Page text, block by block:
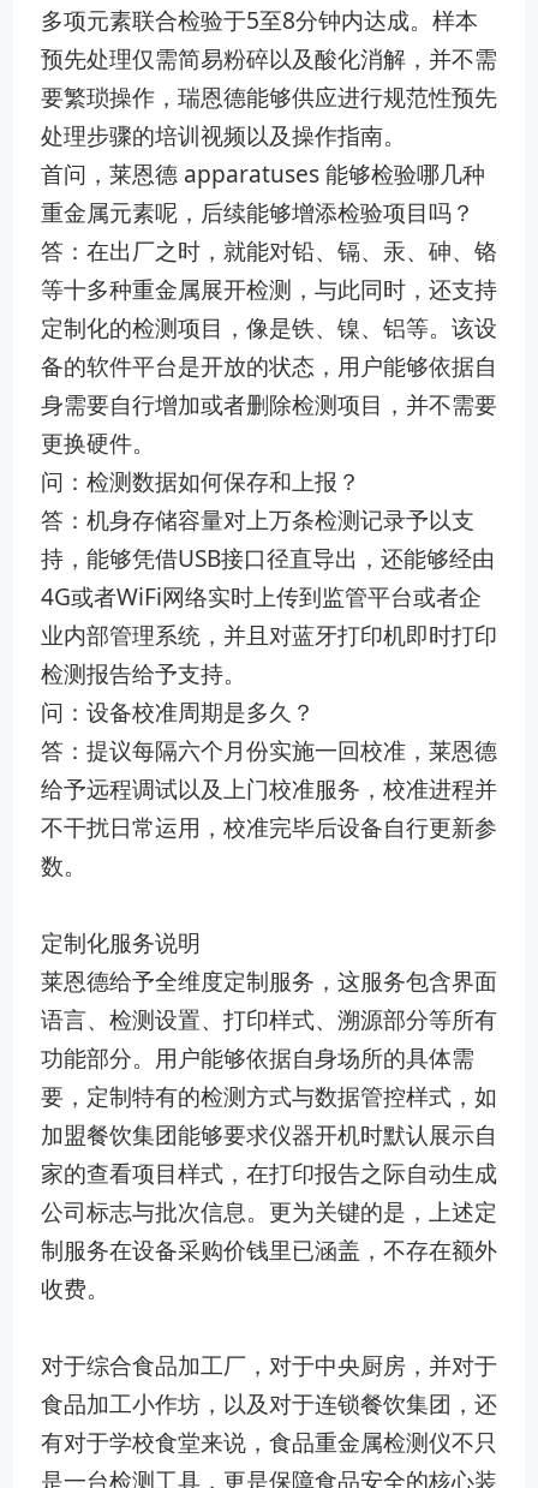
多项元素联合检验于5至8分钟内达成。样本
预先处理仅需简易粉碎以及酸化消解，并不需
要繁琐操作，瑞恩德能够供应进行规范性预先
处理步骤的培训视频以及操作指南。
首问，莱恩德 apparatuses 能够检验哪几种
重金属元素呢，后续能够增添检验项目吗？
答：在出厂之时，就能对铅、镉、汞、砷、铬
等十多种重金属展开检测，与此同时，还支持
定制化的检测项目，像是铁、镍、铝等。该设
备的软件平台是开放的状态，用户能够依据自
身需要自行增加或者删除检测项目，并不需要
更换硬件。
问：检测数据如何保存和上报？
答：机身存储容量对上万条检测记录予以支
持，能够凭借USB接口径直导出，还能够经由
4G或者WiFi网络实时上传到监管平台或者企
业内部管理系统，并且对蓝牙打印机即时打印
检测报告给予支持。
问：设备校准周期是多久？
答：提议每隔六个月份实施一回校准，莱恩德
给予远程调试以及上门校准服务，校准进程并
不干扰日常运用，校准完毕后设备自行更新参
数。
定制化服务说明
莱恩德给予全维度定制服务，这服务包含界面
语言、检测设置、打印样式、溯源部分等所有
功能部分。用户能够依据自身场所的具体需
要，定制特有的检测方式与数据管控样式，如
加盟餐饮集团能够要求仪器开机时默认展示自
家的查看项目样式，在打印报告之际自动生成
公司标志与批次信息。更为关键的是，上述定
制服务在设备采购价钱里已涵盖，不存在额外
收费。
对于综合食品加工厂，对于中央厨房，并对于
食品加工小作坊，以及对于连锁餐饮集团，还
有对于学校食堂来说，食品重金属检测仪不只
是一台检测工具，更是保障食品安全的核心装